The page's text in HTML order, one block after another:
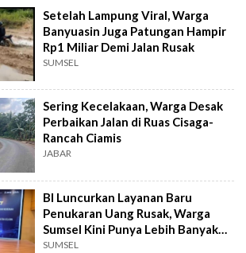
Setelah Lampung Viral, Warga
Banyuasin Juga Patungan Hampir
Rp1 Miliar Demi Jalan Rusak
SUMSEL
Sering Kecelakaan, Warga Desak
Perbaikan Jalan di Ruas Cisaga-
Rancah Ciamis
JABAR
BI Luncurkan Layanan Baru
Penukaran Uang Rusak, Warga
Sumsel Kini Punya Lebih Banyak
Pilihan
SUMSEL